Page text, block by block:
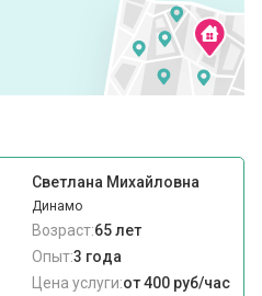
Светлана Михайловна
Динамо
Возраст:65 лет
Опыт:3 года
Цена услуги:от 400 руб/час